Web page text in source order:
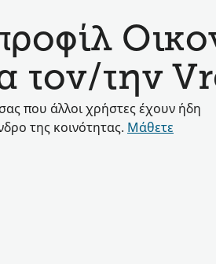
τον/την
που άλλοι χρήστες έχουν ήδη
της κοινότητας. Μάθετε